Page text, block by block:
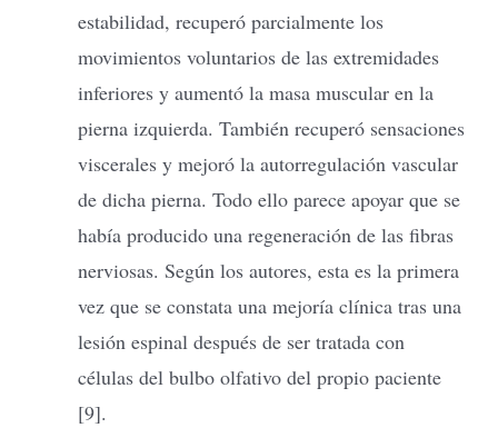
estabilidad, recuperó parcialmente los
movimientos voluntarios de las extremidades
inferiores y aumentó la masa muscular en la
pierna izquierda. También recuperó sensaciones
viscerales y mejoró la autorregulación vascular
de dicha pierna. Todo ello parece apoyar que se
había producido una regeneración de las fibras
nerviosas. Según los autores, esta es la primera
vez que se constata una mejoría clínica tras una
lesión espinal después de ser tratada con
células del bulbo olfativo del propio paciente
[9].